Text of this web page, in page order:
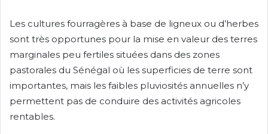
Les cultures fourragères à base de ligneux ou d’herbes
sont très opportunes pour la mise en valeur des terres
marginales peu fertiles situées dans des zones
pastorales du Sénégal où les superficies de terre sont
importantes, mais les faibles pluviosités annuelles n’y
permettent pas de conduire des activités agricoles
rentables.